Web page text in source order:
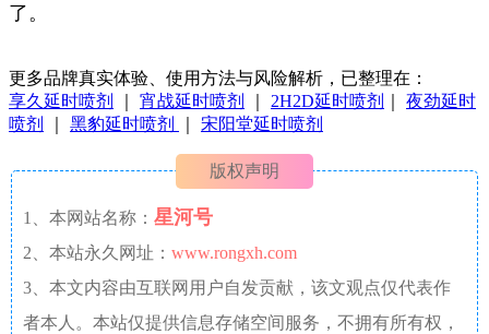
了。
更多品牌真实体验、使用方法与风险解析，已整理在：
享久延时喷剂
宵战延时喷剂 2H2D延时喷剂
夜劲延时
喷剂
黑豹延时喷剂 宋阳堂延时喷剂
版权声明
1、本网站名称： 星河号
2、本站永久网址： www.rongxh.com
3、本文内容由互联网用户自发贡献，该文观点仅代表作
者本人。本站仅提供信息存储空间服务，不拥有所有权，